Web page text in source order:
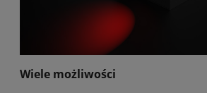
Wiele możliwości